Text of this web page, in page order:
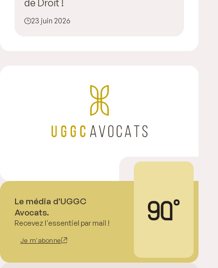
de Droit !
23 juin 2026
Le média d'UGGC
Avocats.
Recevez l'essentiel par mail !
Je m'abonne